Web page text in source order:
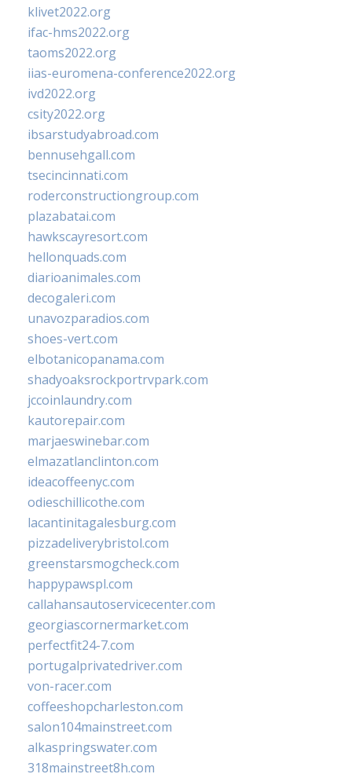
klivet2022.org
ifac-hms2022.org
taoms2022.org
iias-euromena-conference2022.org
ivd2022.org
csity2022.org
ibsarstudyabroad.com
bennusehgall.com
tsecincinnati.com
roderconstructiongroup.com
plazabatai.com
hawkscayresort.com
hellonquads.com
diarioanimales.com
decogaleri.com
unavozparadios.com
shoes-vert.com
elbotanicopanama.com
shadyoaksrockportrvpark.com
jccoinlaundry.com
kautorepair.com
marjaeswinebar.com
elmazatlanclinton.com
ideacoffeenyc.com
odieschillicothe.com
lacantinitagalesburg.com
pizzadeliverybristol.com
greenstarsmogcheck.com
happypawspl.com
callahansautoservicecenter.com
georgiascornermarket.com
perfectfit24-7.com
portugalprivatedriver.com
von-racer.com
coffeeshopcharleston.com
salon104mainstreet.com
alkaspringswater.com
318mainstreet8h.com